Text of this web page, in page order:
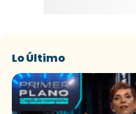
Lo Último